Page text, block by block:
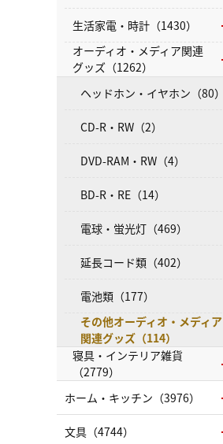
生活家電・時計（1430）
オーディオ・メディア関連
グッズ（1262）
ヘッドホン・イヤホン（80）
CD-R・RW（2）
DVD-RAM・RW（4）
BD-R・RE（14）
電球・蛍光灯（469）
延長コード類（402）
電池類（177）
その他オーディオ・メディア
関連グッズ（114）
寝具・インテリア雑貨
（2779）
ホーム・キッチン（3976）
文具（4744）